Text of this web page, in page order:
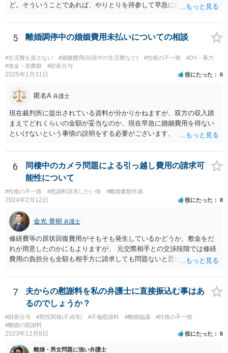
ど。そういうことであれば、やりとりを持参して早急に面談相談に行
5 離婚調停中の婚姻費用未払いについての相談
#生活費を渡さない #婚姻費用(別居中の生活費など) #性格の不一致
#DV・暴力
#借金・浪費癖
#財産分与
2025年1月31日 役にたった 6
匿名A 弁護士
現在裁判所に提出されている資料が分かりかねますが、双方の収入踏
まえてどれくらいの金額が妥当なのか、現在早急に婚姻費用を得ない
といけないという事情の説明をする必要がございます。 出来なくはな
収入にもよりますが、弁護士費用を拠出することが困難でも法テラス
の利用等もございますので全体的な方針の相談をされることをおすす
めします。
6
同棲中のカメラ問題による引っ越し費用の請求可
能性について
#性格の不一致 #慰謝料請求したい側 #離婚書類作成
2024年2月12日 役にたった 8
金光 誉樹 弁護士
修繕費等の原状回復費用がそもそも発生しているかどうか、敷金をだ
れが用意したのかにもよりますが、 元交際相手との交渉段階では修繕
費用の負担分も全額も相手方に請求しても問題ないと思います。 少な
用は相手方がその危険を引き受けたと捉えることもできます。修繕費
用が争われる場合も、最低でも折半で対応するのが公平と考えます。
7
夫からの慰謝料を私の弁護士に直接振込む事はあ
るのでしょうか？
#財産分与 #異性関係(不貞等) #不倫慰謝料 #離婚協議
#性格の不一致
#離婚の慰謝料
2023年12月8日 役にたった 6
離婚・男女問題に強い弁護士